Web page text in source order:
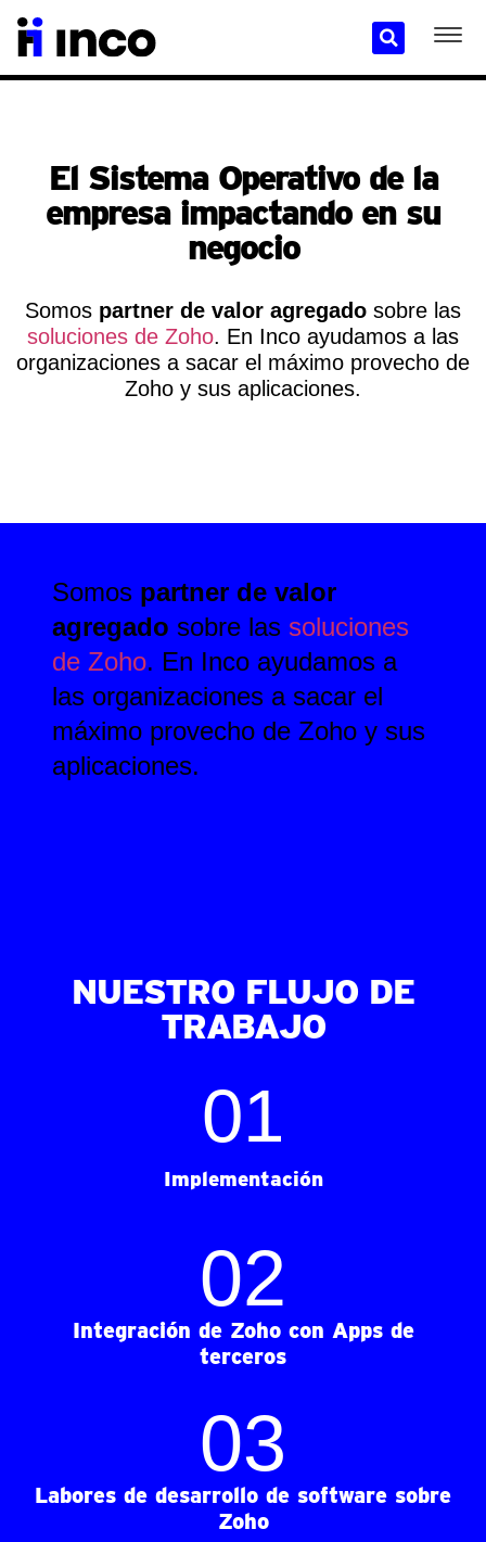
El Sistema Operativo de la
empresa impactando en su
negocio
Somos partner de valor agregado sobre las
soluciones de Zoho. En Inco ayudamos a las
organizaciones a sacar el máximo provecho de
Zoho y sus aplicaciones.
Somos partner de valor
agregado sobre las soluciones
de Zoho. En Inco ayudamos a
las organizaciones a sacar el
máximo provecho de Zoho y sus
aplicaciones.
NUESTRO FLUJO DE
TRABAJO
01
Implementación
02
Integración de Zoho con Apps de
terceros
03
Labores de desarrollo de software sobre
Zoho